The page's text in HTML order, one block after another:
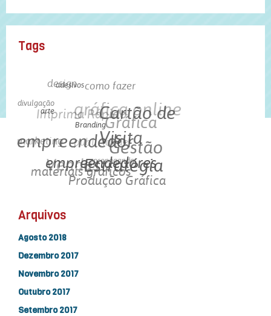
Tags
adesivos
arte
Branding
Cartão de
Visita
como fazer
design
divulgação
empreendedor
empreendedores
Estratégia
Gestão
Gráfica
gráfica online
Imprima Rápido
marketing
materiais gráficos
Produção Gráfica
propaganda
publicidade
Vendas
Arquivos
Agosto 2018
Dezembro 2017
Novembro 2017
Outubro 2017
Setembro 2017